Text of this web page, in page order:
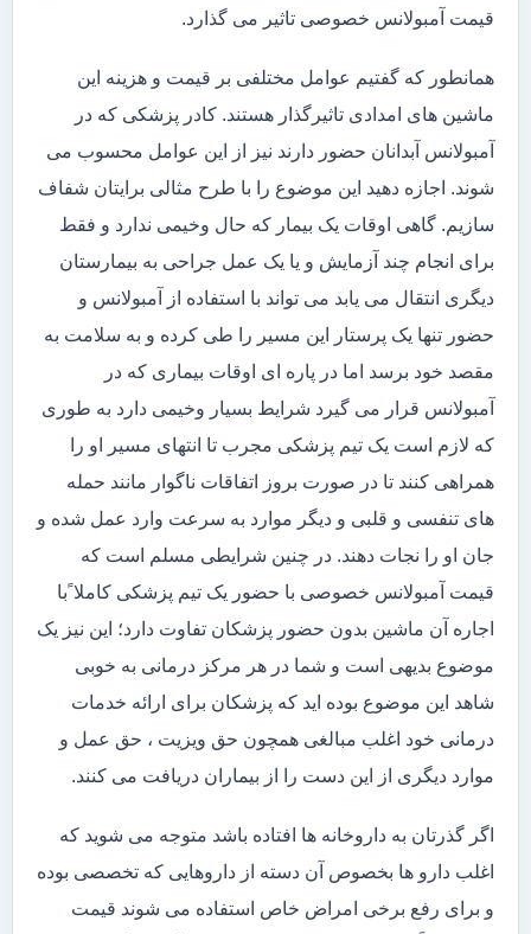
قیمت آمبولانس خصوصی تاثیر می گذارد.
همانطور که گفتیم عوامل مختلفی بر قیمت و هزینه این
ماشین های امدادی تاثیرگذار هستند. کادر پزشکی که در
آمبولانس آبدانان حضور دارند نیز از این عوامل محسوب می
شوند. اجازه دهید این موضوع را با طرح مثالی برایتان شفاف
سازیم. گاهی اوقات یک بیمار که حال وخیمی ندارد و فقط
برای انجام چند آزمایش و یا یک عمل جراحی به بیمارستان
دیگری انتقال می یابد می تواند با استفاده از آمبولانس و
حضور تنها یک پرستار این مسیر را طی کرده و به سلامت به
مقصد خود برسد اما در پاره ای اوقات بیماری که در
آمبولانس قرار می گیرد شرایط بسیار وخیمی دارد به طوری
که لازم است یک تیم پزشکی مجرب تا انتهای مسیر او را
همراهی کنند تا در صورت بروز اتفاقات ناگوار مانند حمله
های تنفسی و قلبی و دیگر موارد به سرعت وارد عمل شده و
جان او را نجات دهند. در چنین شرایطی مسلم است که
قیمت آمبولانس خصوصی با حضور یک تیم پزشکی کاملا ًبا
اجاره آن ماشین بدون حضور پزشکان تفاوت دارد؛ این نیز یک
موضوع بدیهی است و شما در هر مرکز درمانی به خوبی
شاهد این موضوع بوده اید که پزشکان برای ارائه خدمات
درمانی خود اغلب مبالغی همچون حق ویزیت ، حق عمل و
موارد دیگری از این دست را از بیماران دریافت می کنند.
اگر گذرتان به داروخانه ها افتاده باشد متوجه می شوید که
اغلب دارو ها بخصوص آن دسته از داروهایی که تخصصی بوده
و برای رفع برخی امراض خاص استفاده می شوند قیمت